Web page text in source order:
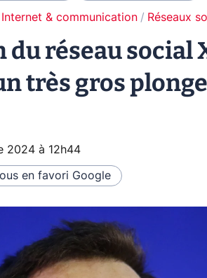
Internet & communication Réseaux
réseau social
très gros
2024 à 12h44
en favori Google